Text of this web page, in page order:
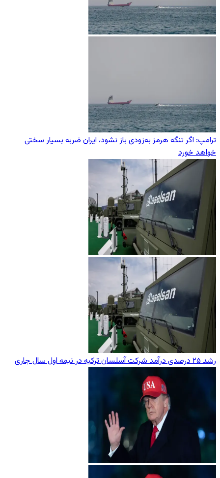
ترامپ: اگر تنگه هرمز به‌زودی باز نشود، ایران ضربه بسیار سختی
خواهد خورد
رشد ۲۵ درصدی درآمد شرکت آسلسان ترکیه در نیمه اول سال جاری